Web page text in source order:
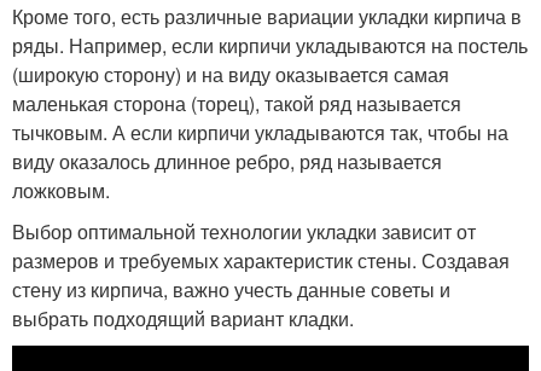
Кроме того, есть различные вариации укладки кирпича в
ряды. Например, если кирпичи укладываются на постель
(широкую сторону) и на виду оказывается самая
маленькая сторона (торец), такой ряд называется
тычковым. А если кирпичи укладываются так, чтобы на
виду оказалось длинное ребро, ряд называется
ложковым.
Выбор оптимальной технологии укладки зависит от
размеров и требуемых характеристик стены. Создавая
стену из кирпича, важно учесть данные советы и
выбрать подходящий вариант кладки.